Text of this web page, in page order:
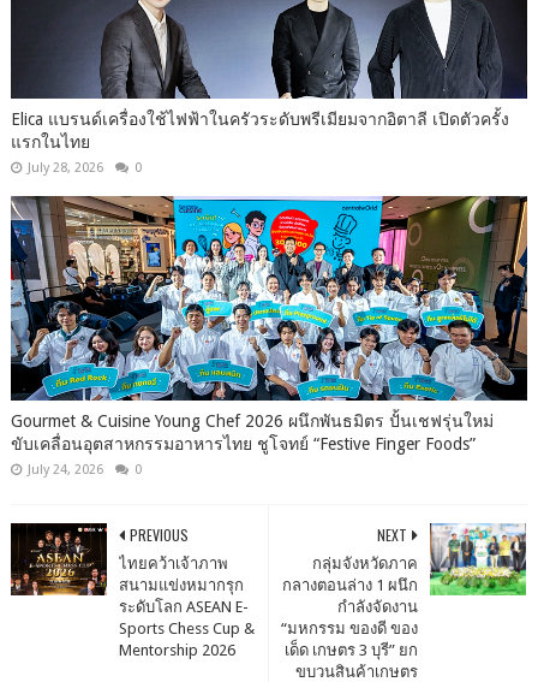
Elica แบรนด์เครื่องใช้ไฟฟ้าในครัวระดับพรีเมียมจากอิตาลี เปิดตัวครั้ง
แรกในไทย
July 28, 2026 0
Gourmet & Cuisine Young Chef 2026 ผนึกพันธมิตร ปั้นเชฟรุ่นใหม่
ขับเคลื่อนอุตสาหกรรมอาหารไทย ชูโจทย์ “Festive Finger Foods”
July 24, 2026 0
NEXT
กลุ่มจังหวัดภาค
กลางตอนล่าง 1 ผนึก
กำลังจัดงาน
“มหกรรม ของดี ของ
เด็ด เกษตร 3 บุรี” ยก
ขบวนสินค้าเกษตร
PREVIOUS
ไทยคว้าเจ้าภาพ
สนามแข่งหมากรุก
ระดับโลก ASEAN E-
Sports Chess Cup &
Mentorship 2026